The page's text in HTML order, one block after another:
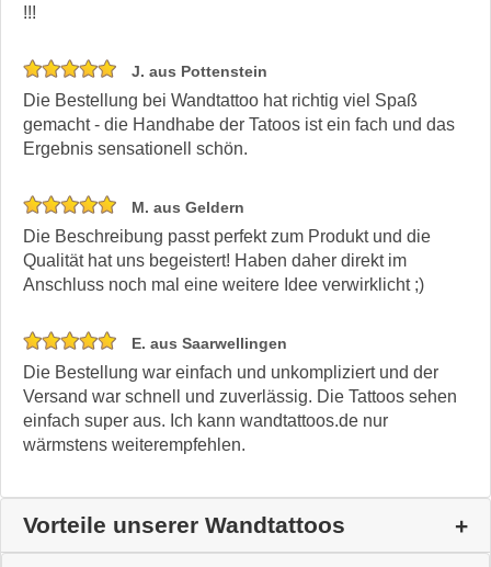
!!!
J. aus Pottenstein
Die Bestellung bei Wandtattoo hat richtig viel Spaß
gemacht - die Handhabe der Tatoos ist ein fach und das
Ergebnis sensationell schön.
M. aus Geldern
Die Beschreibung passt perfekt zum Produkt und die
Qualität hat uns begeistert! Haben daher direkt im
Anschluss noch mal eine weitere Idee verwirklicht ;)
E. aus Saarwellingen
Die Bestellung war einfach und unkompliziert und der
Versand war schnell und zuverlässig. Die Tattoos sehen
einfach super aus. Ich kann wandtattoos.de nur
wärmstens weiterempfehlen.
Vorteile unserer Wandtattoos